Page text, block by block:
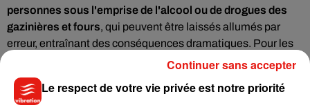
personnes sous l'emprise de l'alcool ou de drogues des
gazinières et fours, qui peuvent être laissés allumés par
erreur, entraînant des conséquences dramatiques. Pour les
remplacer, les secouristes conseillent donc d'utiliser
engins pourvus d'une minuterie
chaud, d'un micro-onde, d'un grille-pain ou d'une bouilloire.
Le respect de votre vie privée est notre priorité
Continuer sans accepter